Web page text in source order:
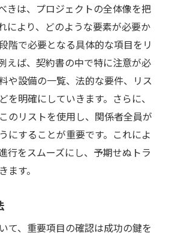
きは、プロジェクトの全体像を把
により、どのような要素が必要か
階で必要となる具体的な項目をリ
えば、契約書の中で特に注意が必
や設備の一覧、法的な要件、リス
を明確にしていきます。さらに、
のリストを使用し、関係者全員が
にすることが重要です。これによ
行をスムーズにし、予期せぬトラ
ます。
て、重要項目の確認は成功の鍵を